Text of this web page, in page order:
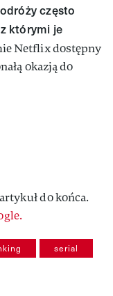
często
którymi je
Netflix dostępny
okazją do
do końca.
serial